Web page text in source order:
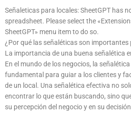
Señaleticas para locales: SheetGPT has
spreadsheet. Please select the
SheetGPT» menu item to do so.
¿Por qué las señaléticas son importantes
La importancia de una buena señalética
En el mundo de los negocios, la
fundamental para guiar a los clientes y
de un local. Una señalética efectiva no
encontrar lo que están buscando, sino
su percepción del negocio y en su